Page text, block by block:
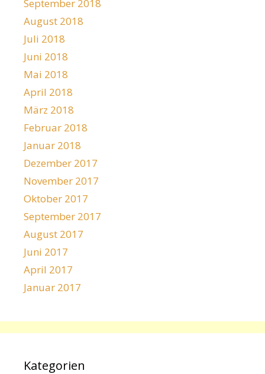
September 2018
August 2018
Juli 2018
Juni 2018
Mai 2018
April 2018
März 2018
Februar 2018
Januar 2018
Dezember 2017
November 2017
Oktober 2017
September 2017
August 2017
Juni 2017
April 2017
Januar 2017
Kategorien